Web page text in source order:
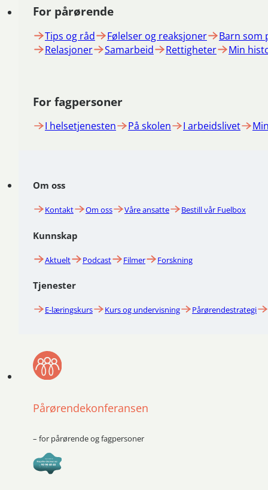
For pårørende
Tips og råd Følelser og reaksjoner
Barn som
Relasjoner
Samarbeid Rettigheter Min
For fagpersoner
I helsetjenesten På skolen I arbeidslivet
Om oss
Kontakt Om oss Våre ansatte Bestill vår Fuelbox
Kunnskap
Aktuelt Podcast Filmer Forskning
Tjenester
E-læringskurs Kurs og undervisning Pårørendestrategi
Pårørendekonferansen
– for pårørende og fagpersoner